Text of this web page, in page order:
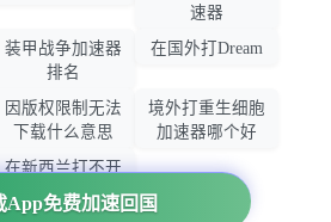
App免费加速回国
速器
装甲战争加速器
排名
在国外打Dream
因版权限制无法
下载什么意思
境外打重生细胞
加速器哪个好
在新西兰打不开
大智慧怎么办